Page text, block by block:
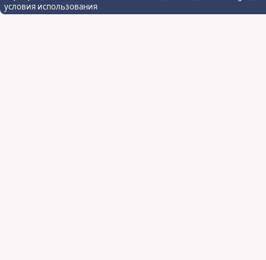
условия использования